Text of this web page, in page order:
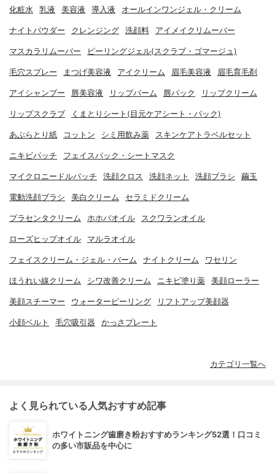
化粧水 乳液 美容液 導入液 オールインワンジェル・クリーム
ナイトパウダー クレンジング 洗顔料 アイメイクリムーバー
マスカラリムーバー ピーリングジェル(スクラブ・ゴマージュ)
毛穴スプレー まつげ美容液 アイクリーム 眉毛美容液 眉毛育毛剤
アイシャンプー 唇美容液 リップバーム 唇パック リップクリーム
リップスクラブ くまとりシート(目元ケアシート・パック)
あぶらとり紙 コットン シミ用飲み薬 スキンケアトラベルセット
ニキビパッチ フェイスパック・シートマスク
マイクロニードルパッチ 洗顔クロス 洗顔ネット 洗顔ブラシ 繭玉
電動洗顔ブラシ 美白クリーム セラミドクリーム
プラセンタクリーム ホホバオイル スクワランオイル
ローズヒップオイル マルラオイル
フェイスクリーム・ジェル・バーム ナイトクリーム ワセリン
ほうれい線クリーム シワ改善クリーム ニキビ塗り薬 美顔ローラー
美顔スチーマー ウォーターピーリング リフトアップ美顔器
小顔ベルト 毛穴吸引器 かっさプレート
カテゴリ一覧へ
よく見られている人気おすすめ記事
ホワイトニング歯磨き粉おすすめランキング52選！口コミ
の多い市販品を中心に